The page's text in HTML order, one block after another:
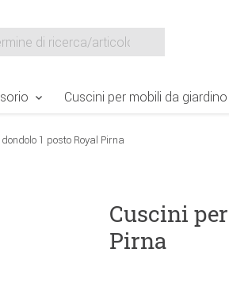
Cuscini per mobili da giardino
1 posto Royal Pirna
Cuscini
Pirna